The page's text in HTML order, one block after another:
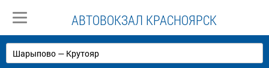
АВТОВОКЗАЛ КРАСНОЯРСК